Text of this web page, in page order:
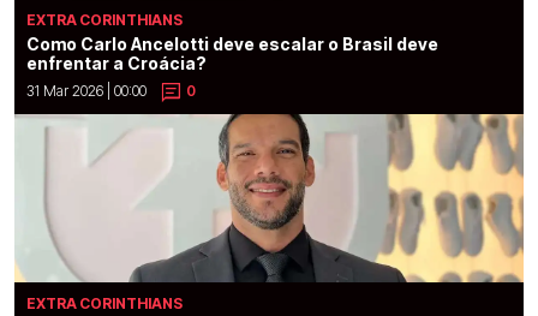
EXTRA CORINTHIANS
Como Carlo Ancelotti deve escalar o Brasil deve
enfrentar a Croácia?
31 Mar 2026 | 00:00 0
EXTRA CORINTHIANS